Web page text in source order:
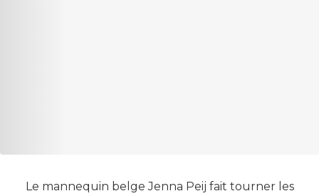
Le mannequin belge Jenna Peij fait tourner les